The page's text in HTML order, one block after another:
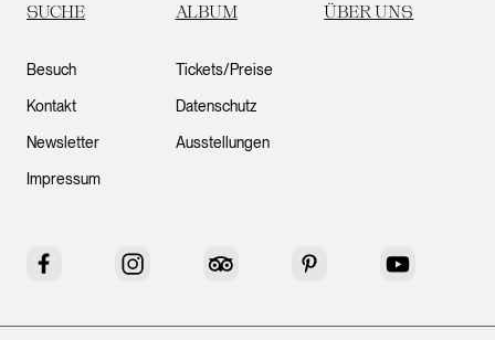
SUCHE ALBUM ÜBER UNS
Besuch
Kontakt
Newsletter
Impressum
Tickets/Preise
Datenschutz
Ausstellungen
Facebook Instagram Tripadvisor Pinterest YouTube